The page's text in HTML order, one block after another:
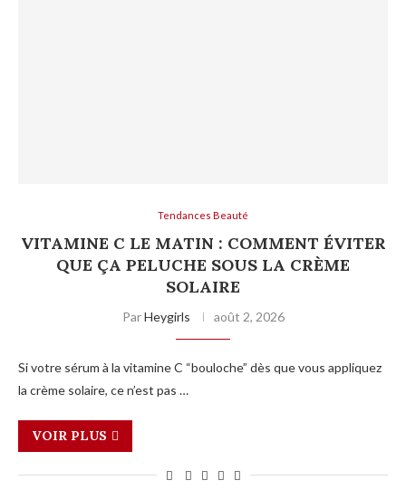
Tendances Beauté
VITAMINE C LE MATIN : COMMENT ÉVITER
QUE ÇA PELUCHE SOUS LA CRÈME
SOLAIRE
ParHeygirls août 2, 2026
Si votre sérum à la vitamine C “bouloche” dès que vous appliquez
la crème solaire, ce n’est pas …
VOIR PLUS